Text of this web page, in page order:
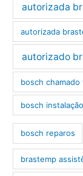
autorizada
autorizada
autorizado
bosch chamado
bosch instalação
bosch reparos
brastemp